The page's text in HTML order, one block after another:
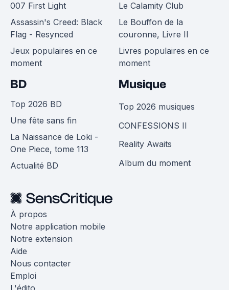
007 First Light
Assassin's Creed: Black
Flag - Resynced
Jeux populaires en ce
moment
Le Calamity Club
Le Bouffon de la
couronne, Livre II
Livres populaires en ce
moment
BD
Top 2026 BD
Une fête sans fin
La Naissance de Loki -
One Piece, tome 113
Actualité BD
Musique
Top 2026 musiques
CONFESSIONS II
Reality Awaits
Album du moment
À propos
Notre application mobile
Notre extension
Aide
Nous contacter
Emploi
L'édito